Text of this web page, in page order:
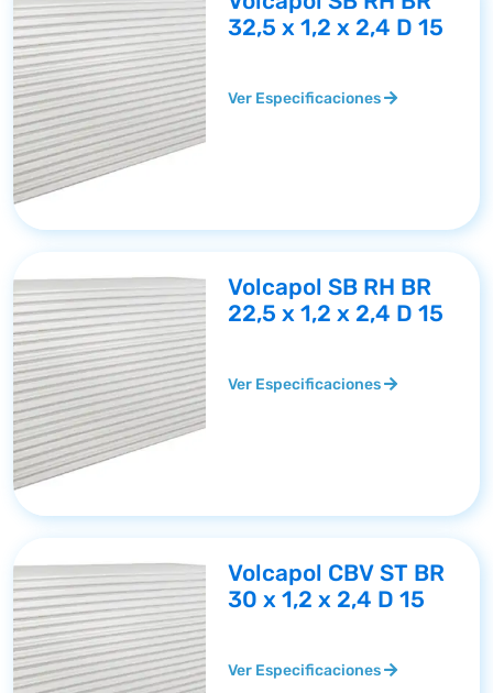
32,5 x 1,2 x 2,4 D 15
Ver Especificaciones
Volcapol SB RH BR
22,5 x 1,2 x 2,4 D 15
Ver Especificaciones
Volcapol CBV ST BR
30 x 1,2 x 2,4 D 15
Ver Especificaciones